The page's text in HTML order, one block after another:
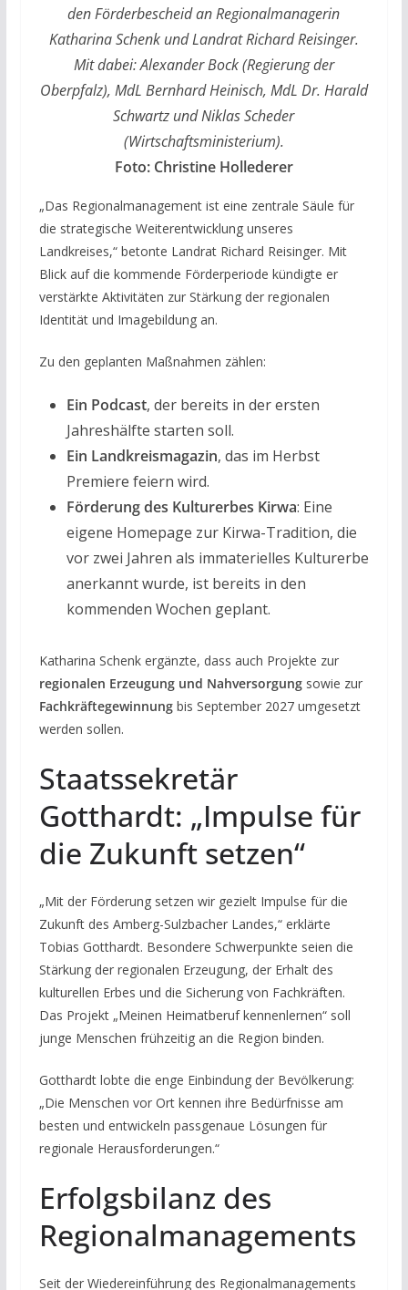
den Förderbescheid an Regionalmanagerin
Katharina Schenk und Landrat Richard Reisinger.
Mit dabei: Alexander Bock (Regierung der
Oberpfalz), MdL Bernhard Heinisch, MdL Dr. Harald
Schwartz und Niklas Scheder
(Wirtschaftsministerium).
Foto: Christine Hollederer
„Das Regionalmanagement ist eine zentrale Säule für
die strategische Weiterentwicklung unseres
Landkreises,“ betonte Landrat Richard Reisinger. Mit
Blick auf die kommende Förderperiode kündigte er
verstärkte Aktivitäten zur Stärkung der regionalen
Identität und Imagebildung an.
Zu den geplanten Maßnahmen zählen:
Ein Podcast, der bereits in der ersten
Jahreshälfte starten soll.
Ein Landkreismagazin, das im Herbst
Premiere feiern wird.
Förderung des Kulturerbes Kirwa: Eine
eigene Homepage zur Kirwa-Tradition, die
vor zwei Jahren als immaterielles Kulturerbe
anerkannt wurde, ist bereits in den
kommenden Wochen geplant.
Katharina Schenk ergänzte, dass auch Projekte zur
regionalen Erzeugung und Nahversorgungsowie zur
Fachkräftegewinnungbis September 2027 umgesetzt
werden sollen.
Staatssekretär
Gotthardt: „Impulse für
die Zukunft setzen“
„Mit der Förderung setzen wir gezielt Impulse für die
Zukunft des Amberg-Sulzbacher Landes,“ erklärte
Tobias Gotthardt. Besondere Schwerpunkte seien die
Stärkung der regionalen Erzeugung, der Erhalt des
kulturellen Erbes und die Sicherung von Fachkräften.
Das Projekt „Meinen Heimatberuf kennenlernen“ soll
junge Menschen frühzeitig an die Region binden.
Gotthardt lobte die enge Einbindung der Bevölkerung:
„Die Menschen vor Ort kennen ihre Bedürfnisse am
besten und entwickeln passgenaue Lösungen für
regionale Herausforderungen.“
Erfolgsbilanz des
Regionalmanagements
Seit der Wiedereinführung des Regionalmanagements